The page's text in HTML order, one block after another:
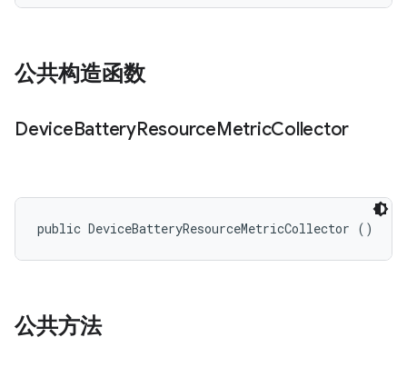
公共构造函数
DeviceBatteryResourceMetricCollector
public DeviceBatteryResourceMetricCollector ()
公共方法